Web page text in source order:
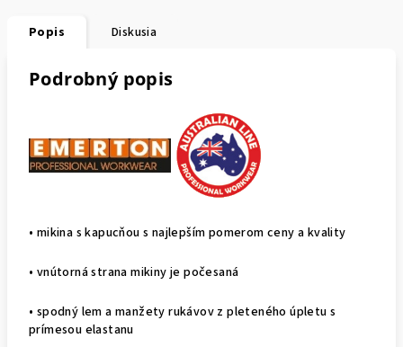
Popis Diskusia
Podrobný popis
• mikina s kapucňou s najlepším pomerom ceny a kvality
• vnútorná strana mikiny je počesaná
• spodný lem a manžety rukávov z pleteného úpletu s
prímesou elastanu